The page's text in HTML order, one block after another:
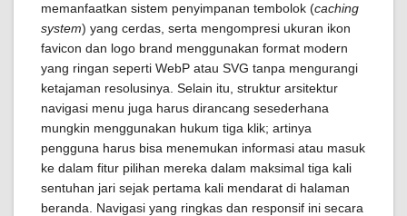
memanfaatkan sistem penyimpanan tembolok (caching
system) yang cerdas, serta mengompresi ukuran ikon
favicon dan logo brand menggunakan format modern
yang ringan seperti WebP atau SVG tanpa mengurangi
ketajaman resolusinya. Selain itu, struktur arsitektur
navigasi menu juga harus dirancang sesederhana
mungkin menggunakan hukum tiga klik; artinya
pengguna harus bisa menemukan informasi atau masuk
ke dalam fitur pilihan mereka dalam maksimal tiga kali
sentuhan jari sejak pertama kali mendarat di halaman
beranda. Navigasi yang ringkas dan responsif ini secara